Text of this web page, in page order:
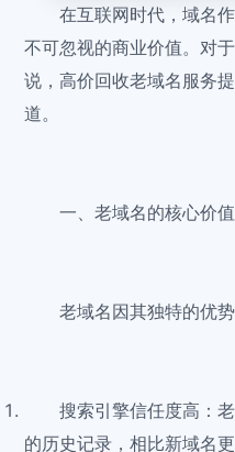
在互联网时代，域名
不可忽视的商业价值。对
说，高价回收老域名服务
道。
一、老域名的核心价值
老域名因其独特的优
搜索引擎信任度高：
的历史记录，相比新域名